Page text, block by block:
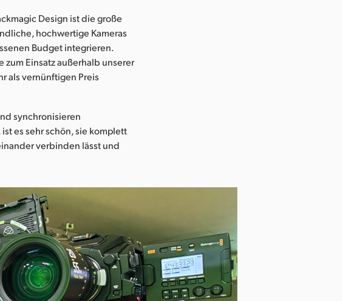
Design ist die große
hochwertige Kameras
Budget integrieren.
zum Einsatz außerhalb unserer
als vernünftigen Preis
synchronisieren
es sehr schön, sie komplett
verbinden lässt und